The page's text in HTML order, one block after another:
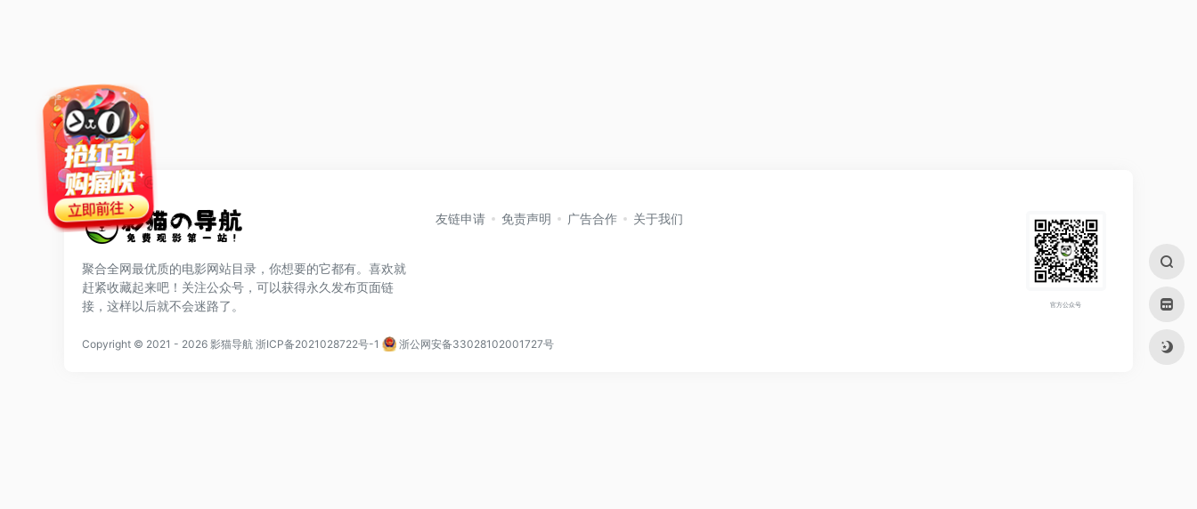
聚合全网最优质的电影网站目录，你想要的它都有。喜欢就
赶紧收藏起来吧！关注公众号，可以获得永久发布页面链
接，这样以后就不会迷路了。
友链申请 免责声明 广告合作 关于我们
官方公众号
Copyright © 2021 - 2026 影猫导航 浙ICP备2021028722号-1 浙公网安备33028102001727号